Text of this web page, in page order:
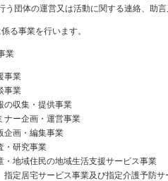
う団体の運営又は活動に関する連絡、助
る事業を行います。
業
事業
事業
収集・提供事業
ー企画・運営事業
画・編集事業
・研究事業
地域住民の地域生活支援サービス事業
定居宅サービス事業及び指定介護予防サ